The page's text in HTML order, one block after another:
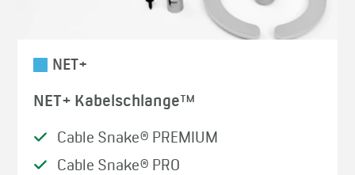
NET+
NET+ Kabelschlange™
Cable Snake® PREMIUM
Cable Snake® PRO